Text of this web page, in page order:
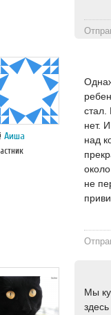
Аиша
стал.
нет.
над
не
Мы